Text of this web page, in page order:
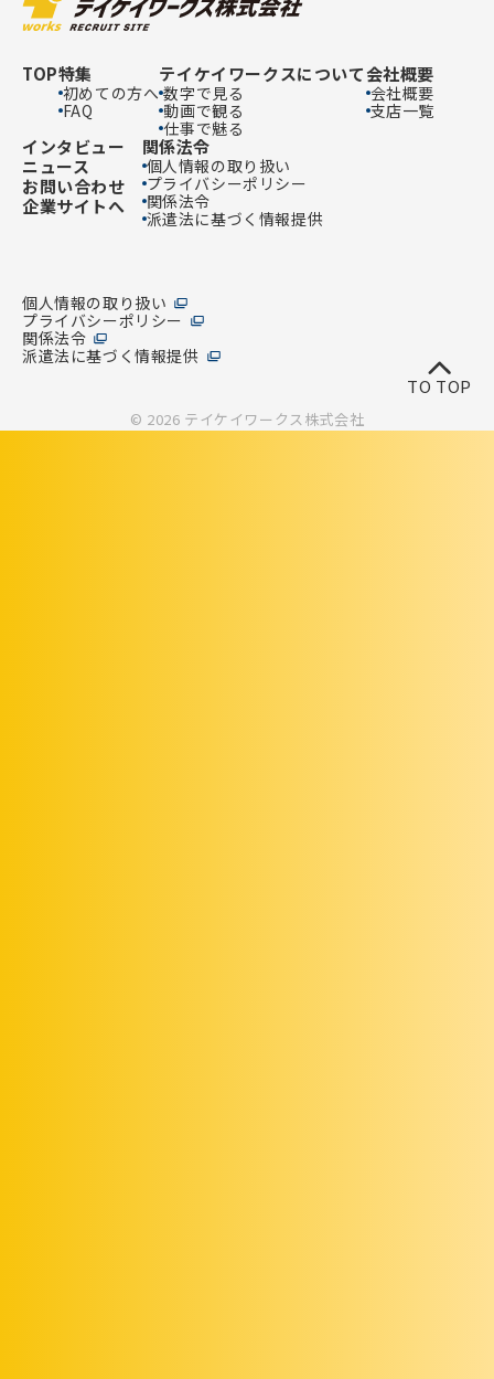
TOP特集
初めての方へ
FAQ
テイケイワークスについて
数字で見る
動画で観る
仕事で魅る
会社概要
会社概要
支店一覧
インタビュー
ニュース
お問い合わせ
企業サイトへ
関係法令
個人情報の取り扱い
プライバシーポリシー
関係法令
派遣法に基づく情報提供
個人情報の取り扱い
プライバシーポリシー
関係法令
派遣法に基づく情報提供
TO TOP
© 2026 テイケイワークス株式会社